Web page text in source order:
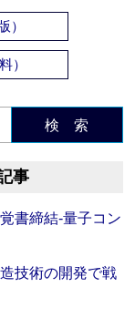
）
）
検 索
事
書締結‐量子コン
技術の開発で戦